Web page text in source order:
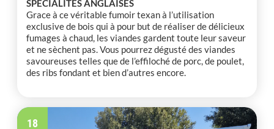
SPÉCIALITÉS ANGLAISES
Grace à ce véritable fumoir texan à l’utilisation
exclusive de bois qui à pour but de réaliser de délicieux
fumages à chaud, les viandes gardent toute leur saveur
et ne sèchent pas. Vous pourrez dégusté des viandes
savoureuses telles que de l’effiloché de porc, de poulet,
des ribs fondant et bien d’autres encore.
18